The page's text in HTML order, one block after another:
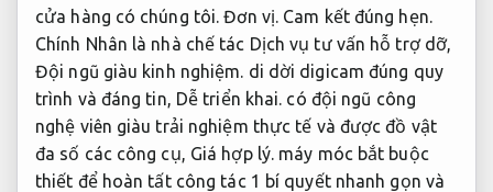
cửa hàng có chúng tôi.Đơn vị. Cam kết đúng hẹn.
Chính Nhân là nhà chế tác Dịch vụ tư vấn hỗ trợ dỡ,
Đội ngũ giàu kinh nghiệm. di dời digicam đúng quy
trình và đáng tin, Dễ triển khai. có đội ngũ công
nghệ viên giàu trải nghiệm thực tế và được đồ vật
đa số các công cụ, Giá hợp lý. máy móc bắt buộc
thiết để hoàn tất công tác 1 bí quyết nhanh gọn và